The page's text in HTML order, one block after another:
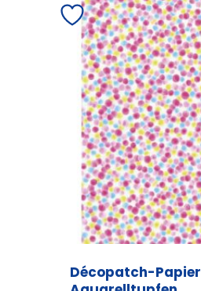
Décopatch-Papier